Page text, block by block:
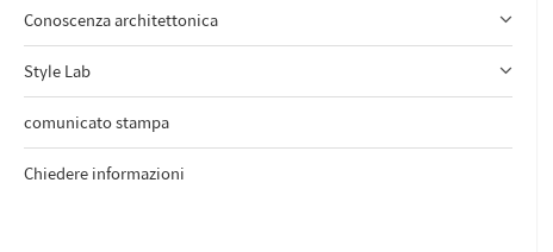
Conoscenza architettonica
Style Lab
comunicato stampa
Chiedere informazioni